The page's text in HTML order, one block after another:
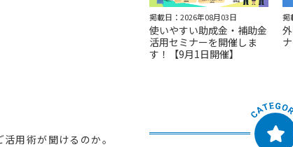
用術が聞けるのか。
掲載日：2026年08月03日
使いやすい助成金・補助金
活用セミナーを開催しま
す！【9月1日開催】
掲